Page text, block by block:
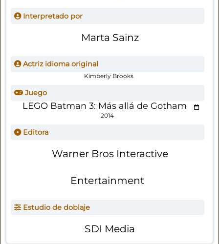
Interpretado por
Marta Sainz
Actriz idioma original
Kimberly Brooks
Juego
LEGO Batman 3: Más allá de Gotham
2014
Editora
Warner Bros Interactive
Entertainment
Estudio de doblaje
SDI Media